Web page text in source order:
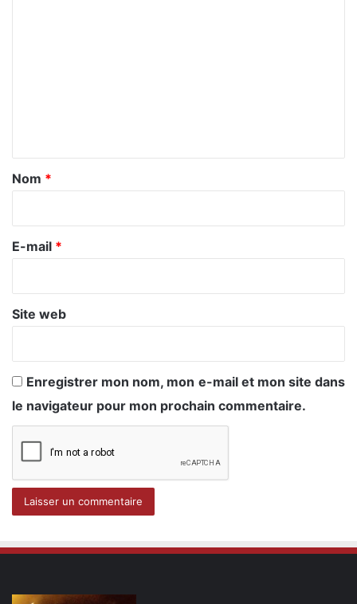
a
e
Nom *
E-mail *
Site web
Enregistrer mon nom, mon e-mail et mon site dans
le navigateur pour mon prochain commentaire.